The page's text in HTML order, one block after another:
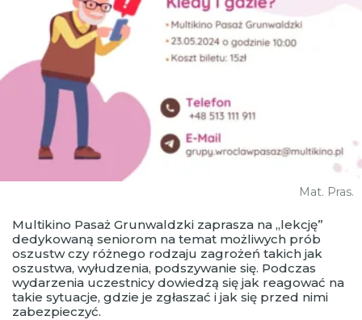
Mat. Pras.
Multikino Pasaż Grunwaldzki zaprasza na „lekcję”
dedykowaną seniorom na temat możliwych prób
oszustw czy różnego rodzaju zagrożeń takich jak
oszustwa, wyłudzenia, podszywanie się. Podczas
wydarzenia uczestnicy dowiedzą się jak reagować na
takie sytuacje, gdzie je zgłaszać i jak się przed nimi
zabezpieczyć.